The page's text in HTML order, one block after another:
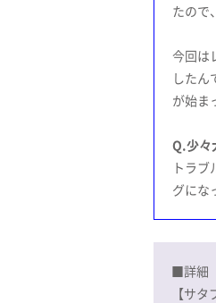
たので
今回は
したん
が始ま
Q.少々
トラ
グにな
■詳細
【サタ